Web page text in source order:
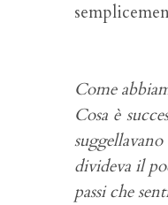
Come
Cosa è
divideva il
passi che